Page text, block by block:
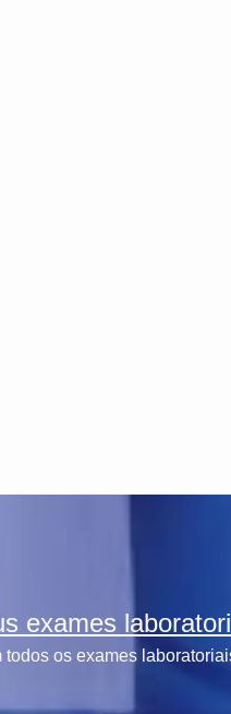
exames
os exames